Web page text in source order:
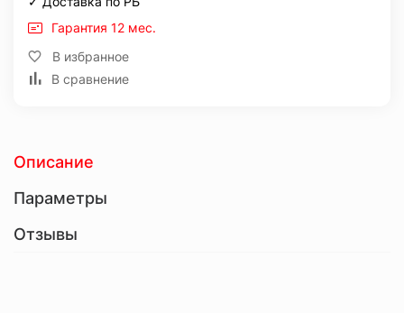
Гарантия 12 мес.
В избранное
В сравнение
Описание
Параметры
Отзывы